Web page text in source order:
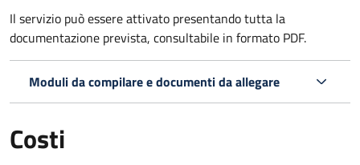
Il servizio può essere attivato presentando tutta la
documentazione prevista, consultabile in formato PDF.
Moduli da compilare e documenti da allegare
Costi